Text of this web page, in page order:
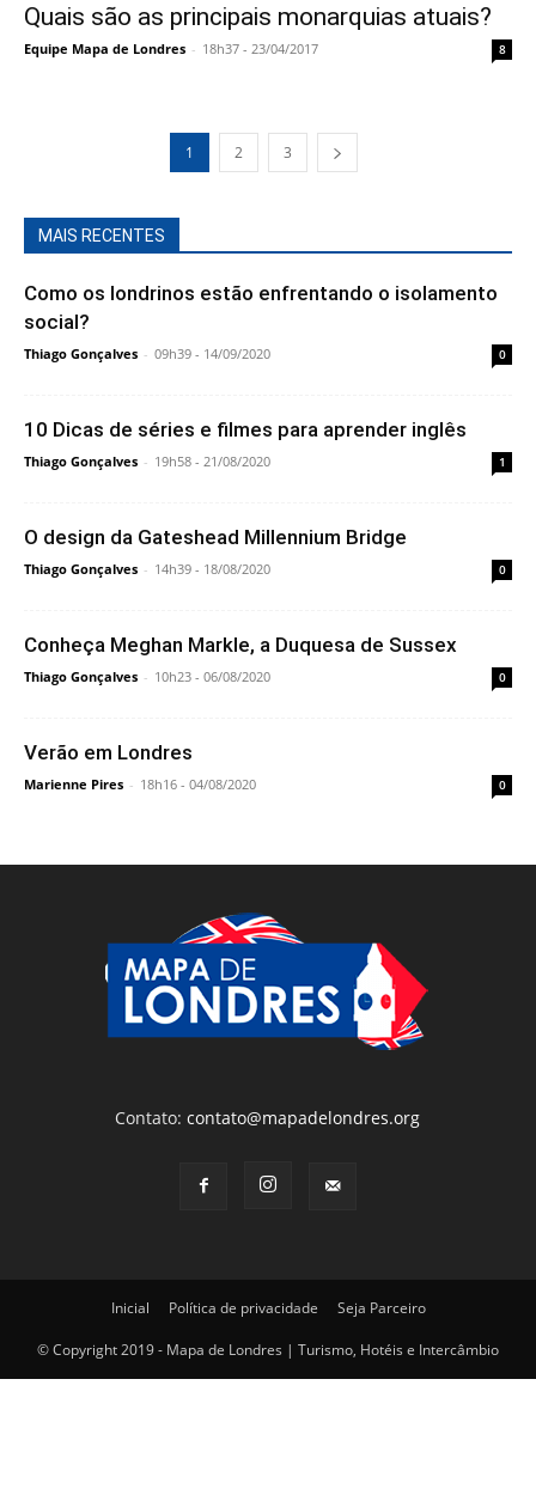
Quais são as principais monarquias atuais?
Equipe Mapa de Londres - 18h37 - 23/04/2017 8
1 2 3
MAIS RECENTES
Como os londrinos estão enfrentando o isolamento
social?
Thiago Gonçalves - 09h39 - 14/09/2020 0
10 Dicas de séries e filmes para aprender inglês
Thiago Gonçalves - 19h58 - 21/08/2020 1
O design da Gateshead Millennium Bridge
Thiago Gonçalves - 14h39 - 18/08/2020 0
Conheça Meghan Markle, a Duquesa de Sussex
Thiago Gonçalves - 10h23 - 06/08/2020 0
Verão em Londres
Marienne Pires - 18h16 - 04/08/2020 0
Contato:contato@mapadelondres.org
Inicial Política de privacidade Seja Parceiro
© Copyright 2019 - Mapa de Londres | Turismo, Hotéis e Intercâmbio